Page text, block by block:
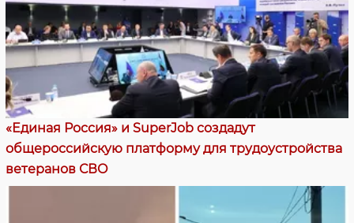
«Единая Россия» и SuperJob создадут
общероссийскую платформу для трудоустройства
ветеранов СВО